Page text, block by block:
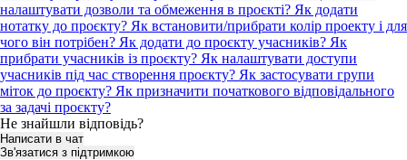
налаштувати дозволи та обмеження в проєкті? Як додати
нотатку до проєкту? Як встановити/прибрати колір проекту і для
чого він потрібен? Як додати до проєкту учасників? Як
прибрати учасників із проєкту? Як налаштувати доступи
учасників під час створення проєкту? Як застосувати групи
міток до проєкту? Як призначити початкового відповідального
за задачі проєкту?
Не знайшли відповідь?
Написати в чат
Зв'язатися з підтримкою